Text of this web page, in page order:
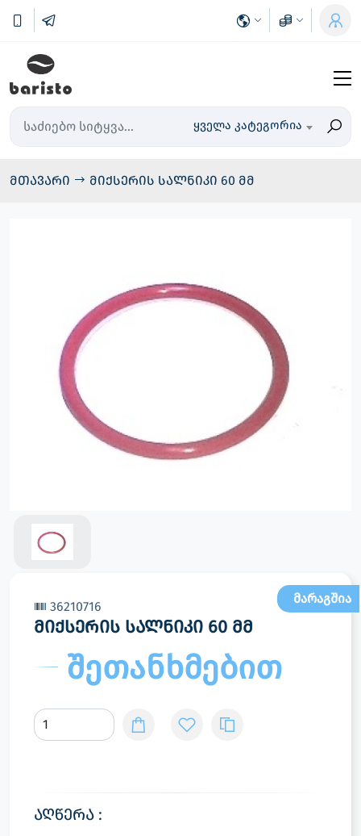
ყველა კატეგორია
მთავარი მიქსერის სალნიკი 60 მმ
36210716
მარაგშია
მიქსერის სალნიკი 60 მმ
შეთანხმებით
აღწერა :